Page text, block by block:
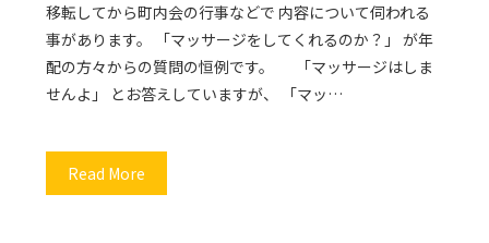
移転してから町内会の行事などで 内容について伺われる
事があります。 「マッサージをしてくれるのか？」 が年
配の方々からの質問の恒例です。 「マッサージはしま
せんよ」 とお答えしていますが、 「マッ…
Read More